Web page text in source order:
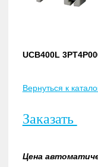
UCB400L
Вернуться к
Заказать
Цена